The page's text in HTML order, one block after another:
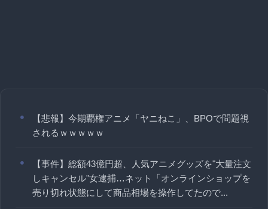
【悲報】今期覇権アニメ「ヤニねこ」、BPOで問題視
されるｗｗｗｗｗ
【事件】総額43億円超、人気アニメグッズを"大量注文
しキャンセル"女逮捕…ネット「オンラインショップを
売り切れ状態にして商品相場を操作してたので...